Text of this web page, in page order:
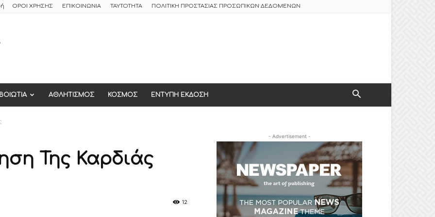
ΟΡΟΙ ΧΡΗΣΗΣ ΕΠΙΚΟΙΝΩΝΙΑ ΤΑΥΤΟΤΗΤΑ ΠΟΛΙΤΙΚΗ ΠΡΟΣΤΑΣΙΑΣ ΠΡΟΣΩΠΙΚΩΝ ΔΕΔΟΜΕΝΩΝ
ΒΟΙΩΤΙΑ ΑΘΛΗΤΙΣΜΟΣ ΚΟΣΜΟΣ ΕΝΤΥΠΗ ΕΚΔΟΣΗ
Της Καρδιάς
12
- Advertisement -